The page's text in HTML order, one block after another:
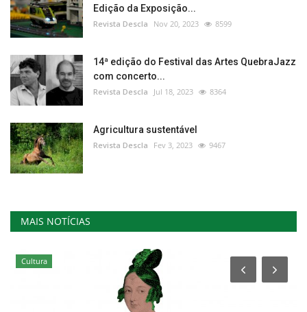
Edição da Exposição...
Revista Descla Nov 20, 2023 8599
14ª edição do Festival das Artes QuebraJazz
com concerto...
Revista Descla Jul 18, 2023 8364
Agricultura sustentável
Revista Descla Fev 3, 2023 9467
MAIS NOTÍCIAS
Cultura